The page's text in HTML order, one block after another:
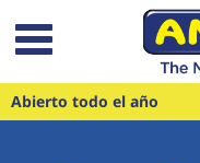
Saltar al contenido
Abierto todo el año